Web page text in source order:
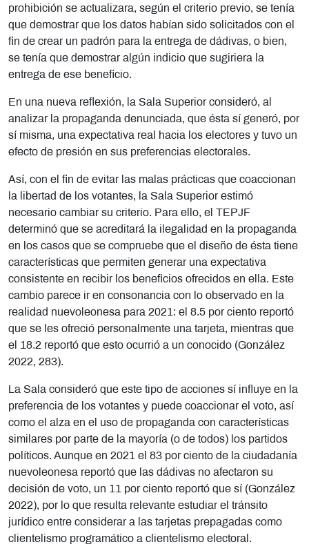
prohibición se actualizara, según el criterio previo, se tenía
que demostrar que los datos habían sido solicitados con el
fin de crear un padrón para la entrega de dádivas, o bien,
se tenía que demostrar algún indicio que sugiriera la
entrega de ese beneficio.
En una nueva reflexión, la Sala Superior consideró, al
analizar la propaganda denunciada, que ésta sí generó, por
sí misma, una expectativa real hacia los electores y tuvo un
efecto de presión en sus preferencias electorales.
Así, con el fin de evitar las malas prácticas que coaccionan
la libertad de los votantes, la Sala Superior estimó
necesario cambiar su criterio. Para ello, el TEPJF
determinó que se acreditará la ilegalidad en la propaganda
en los casos que se compruebe que el diseño de ésta tiene
características que permiten generar una expectativa
consistente en recibir los beneficios ofrecidos en ella. Este
cambio parece ir en consonancia con lo observado en la
realidad nuevoleonesa para 2021: el 8.5 por ciento reportó
que se les ofreció personalmente una tarjeta, mientras que
el 18.2 reportó que esto ocurrió a un conocido (González
2022, 283).
La Sala consideró que este tipo de acciones sí influye en la
preferencia de los votantes y puede coaccionar el voto, así
como el alza en el uso de propaganda con características
similares por parte de la mayoría (o de todos) los partidos
políticos. Aunque en 2021 el 83 por ciento de la ciudadanía
nuevoleonesa reportó que las dádivas no afectaron su
decisión de voto, un 11 por ciento reportó que sí (González
2022), por lo que resulta relevante estudiar el tránsito
jurídico entre considerar a las tarjetas prepagadas como
clientelismo programático a clientelismo electoral.